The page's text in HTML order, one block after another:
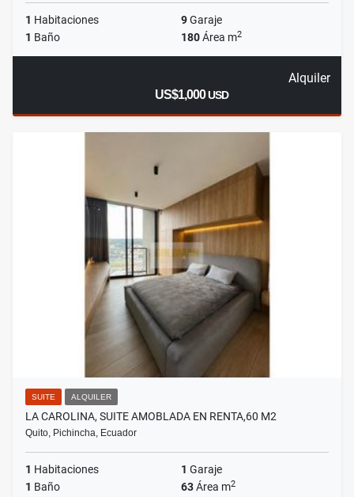
1 Habitaciones 9Garaje
1 Baño 180Área m2
Alquiler
US$1,000USD
SUITE ALQUILER
LA CAROLINA, SUITE AMOBLADA EN RENTA,60 M2
Quito, Pichincha, Ecuador
1 Habitaciones 1 Garaje
1 Baño 63Área m2